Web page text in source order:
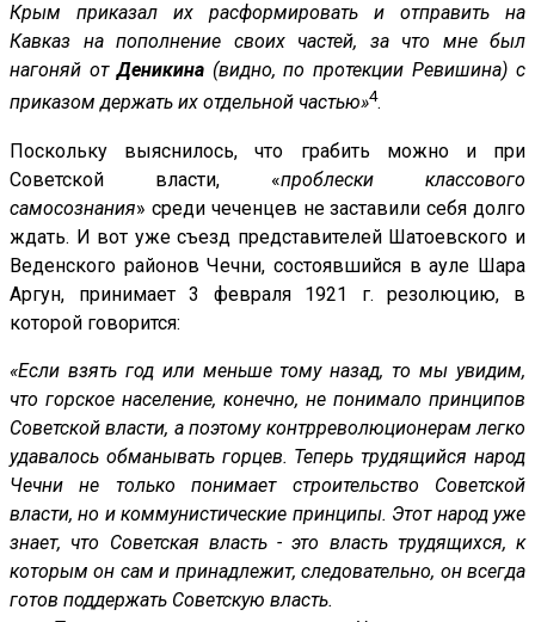
Крым приказал их расформировать и отправить на
Кавказ на пополнение своих частей, за что мне был
нагоняй отДеникина(видно, по протекции Ревишина) с
приказом держать их отдельной частью»4.
Поскольку выяснилось, что грабить можно и при
Советской власти, «проблески классового
самосознания» среди чеченцев не заставили себя долго
ждать. И вот уже съезд представителей Шатоевского и
Веденского районов Чечни, состоявшийся в ауле Шара
Аргун, принимает 3 февраля 1921 г. резолюцию, в
которой говорится:
«Если взять год или меньше тому назад, то мы увидим,
что горское население, конечно, не понимало принципов
Советской власти, а поэтому контрреволюционерам легко
удавалось обманывать горцев. Теперь трудящийся народ
Чечни не только понимает строительство Советской
власти, но и коммунистические принципы. Этот народ уже
знает, что Советская власть - это власть трудящихся, к
которым он сам и принадлежит, следовательно, он всегда
готов поддержать Советскую власть.